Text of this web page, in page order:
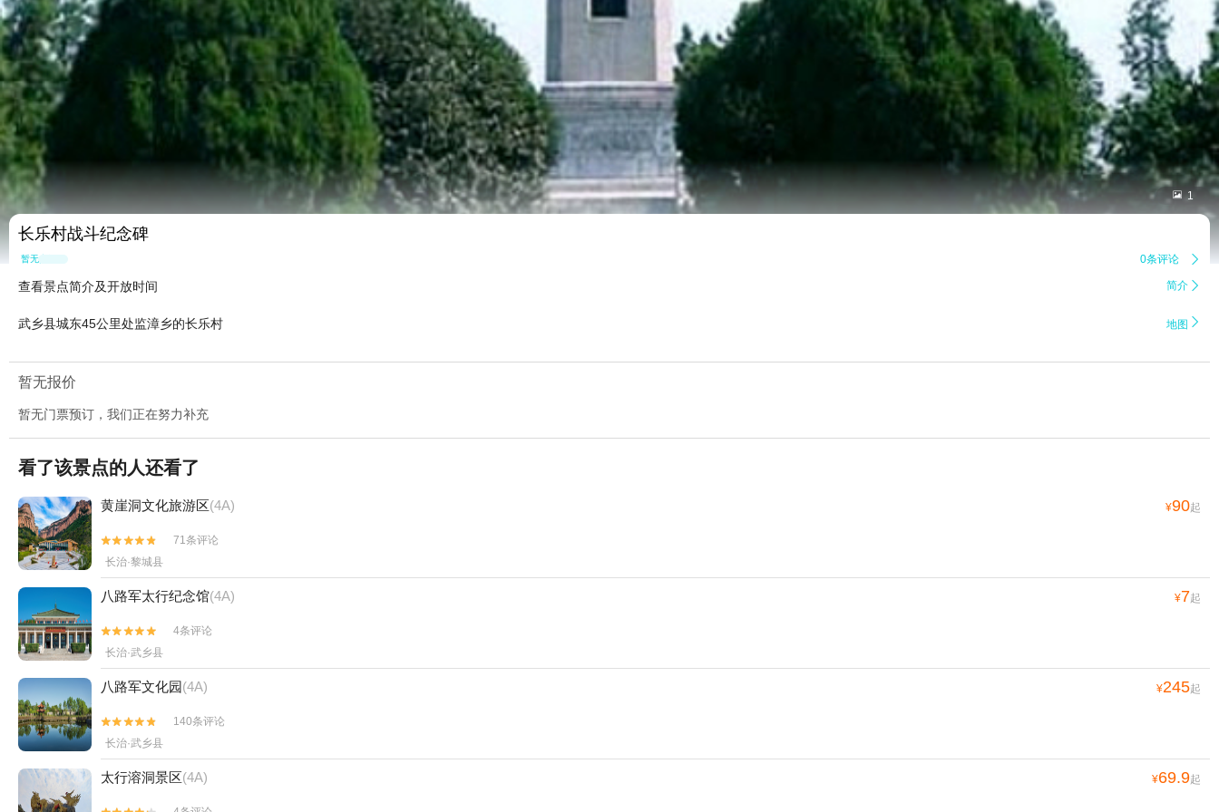
 1
长乐村战斗纪念碑
暂无点评 0条评论 
查看景点简介及开放时间 简介 
武乡县城东45公里处监漳乡的长乐村 地图 
暂无报价
暂无门票预订，我们正在努力补充
看了该景点的人还看了
黄崖洞文化旅游区(4A) ¥90起


71条评论
长治·黎城县
八路军太行纪念馆(4A) ¥7起


4条评论
长治·武乡县
八路军文化园(4A) ¥245起


140条评论
长治·武乡县
太行溶洞景区(4A) ¥69.9起